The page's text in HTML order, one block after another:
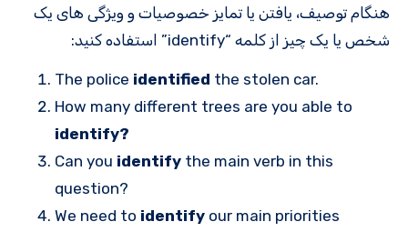
هنگام توصیف، یافتن یا تمایز خصوصیات و ویژگی های یک
شخص یا یک چیز از کلمه “identify” استفاده کنید:
The police identified the stolen car.
How many different trees are you able to
identify?
Can you identify the main verb in this
question?
We need to identify our main priorities